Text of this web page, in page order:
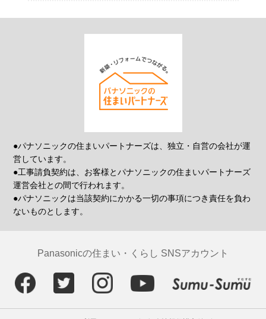
●パナソニックの住まいパートナーズは、独立・自営の会社が運
営しています。
●工事請負契約は、お客様とパナソニックの住まいパートナーズ
運営会社との間で行われます。
●パナソニックは当該契約にかかる一切の事項につき責任を負わ
ないものとします。
Panasonicの住まい・くらし SNSアカウント